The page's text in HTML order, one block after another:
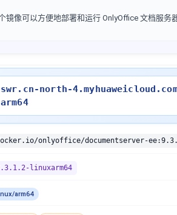
镜像可以方便地部署和运行 OnlyOffice 文档服务
swr.cn-north-
arm64
onlyoffice/documentserver-
linuxarm64
arm64